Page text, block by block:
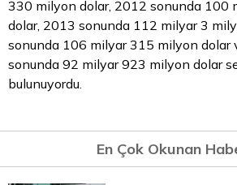
330 milyon dolar, 2012 sonunda 100
dolar, 2013 sonunda 112 milyar 3
sonunda 106 milyar 315 milyon dolar
sonunda 92 milyar 923 milyon dolar
bulunuyordu.
En Çok Okunan